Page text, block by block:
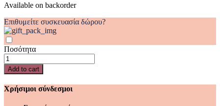
Available on backorder
Επιθυμείτε συσκευασία δώρου?
Ποσότητα
ΑΕΡΟΠΛΑΝΟ
FRICTION
ΜΕ
ΦΩΣ
ΚΑΙ
Add to cart
Χρήσιμοι σύνδεσμοι